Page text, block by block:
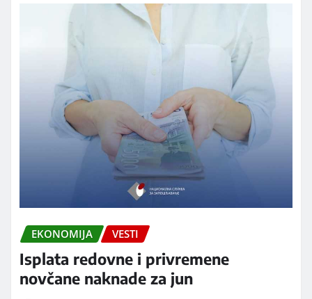
EKONOMIJA VESTI
Isplata redovne i privremene
novčane naknade za jun